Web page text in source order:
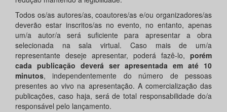
Todos os/as autores/as, coautores/as e/ou organizadores/as
deverão estar inscritos/as no evento, no entanto, apenas
um/a autor/a será suficiente para apresentar a obra
selecionada na sala virtual. Caso mais de um/a
representante deseje apresentar, poderá fazê-lo, porém
cada publicação deverá ser apresentada em até 10
minutos, independentemente do número de pessoas
presentes ao vivo na apresentação. A comercialização das
publicações, caso haja, será de total responsabilidade do/a
responsável pelo lançamento.